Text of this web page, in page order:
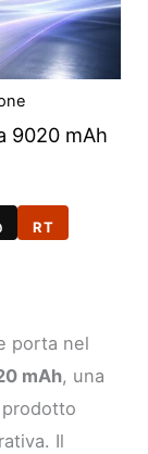
9020 mAh
RT
porta nel
mAh, una
Il